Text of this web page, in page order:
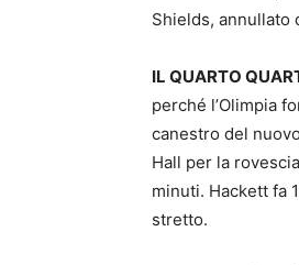
Shields, annullato
IL QUARTO
perché l’Olimpia
canestro del
Hall per la
minuti. Hackett fa
stretto.